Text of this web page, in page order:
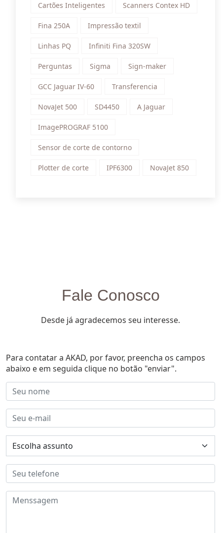
Cartões Inteligentes Scanners Contex HD
Fina 250A Impressão textil
Linhas PQ Infiniti Fina 320SW
Perguntas Sigma Sign-maker
GCC Jaguar IV-60 Transferencia
NovaJet 500 SD4450 A Jaguar
ImagePROGRAF 5100
Sensor de corte de contorno
Plotter de corte IPF6300 NovaJet 850
Fale Conosco
Desde já agradecemos seu interesse.
Para contatar a AKAD, por favor, preencha os campos
abaixo e em seguida clique no botão "enviar".